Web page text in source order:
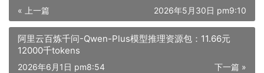
« 上一篇 2026年5月30日 pm9:10
阿里云百炼千问-Qwen-Plus模型推理资源包：11.66元
12000千tokens
下一篇 »
2026年6月1日 pm8:54